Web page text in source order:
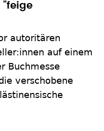
"feige
autoritären
auf einem
Buchmesse
verschobene